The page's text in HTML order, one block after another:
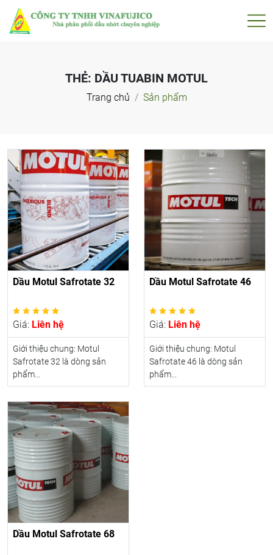
THẺ: DẦU TUABIN MOTUL
Trang chủ Sản phẩm
Dầu Motul Safrotate 32
Giá: Liên hệ
Giới thiệu chung: Motul
Safrotate 32 là dòng sản
phẩm...
Dầu Motul Safrotate 46
Giá: Liên hệ
Giới thiệu chung: Motul
Safrotate 46 là dòng sản
phẩm...
Dầu Motul Safrotate 68